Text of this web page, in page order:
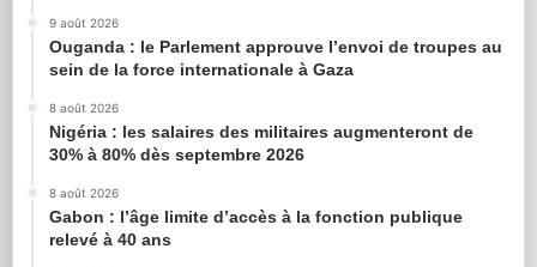
9 août 2026
Ouganda : le Parlement approuve l’envoi de troupes au
sein de la force internationale à Gaza
8 août 2026
Nigéria : les salaires des militaires augmenteront de
30% à 80% dès septembre 2026
8 août 2026
Gabon : l’âge limite d’accès à la fonction publique
relevé à 40 ans